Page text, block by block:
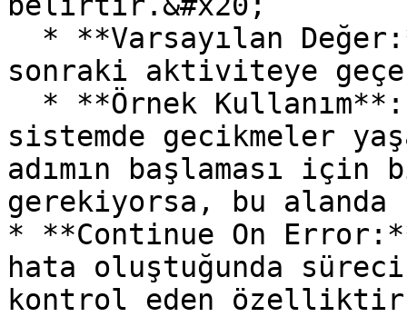
sonraki aktiviteye
sistemde gecikmeler
adımın başlaması
gerekiyorsa, bu
* **Continue On
hata oluştuğunda
kontrol eden